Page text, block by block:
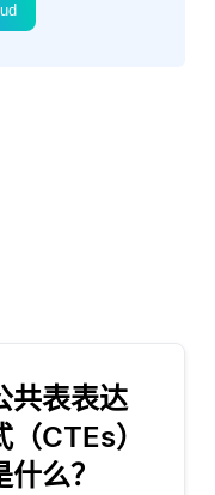
共表表达
（CTEs）
什么？